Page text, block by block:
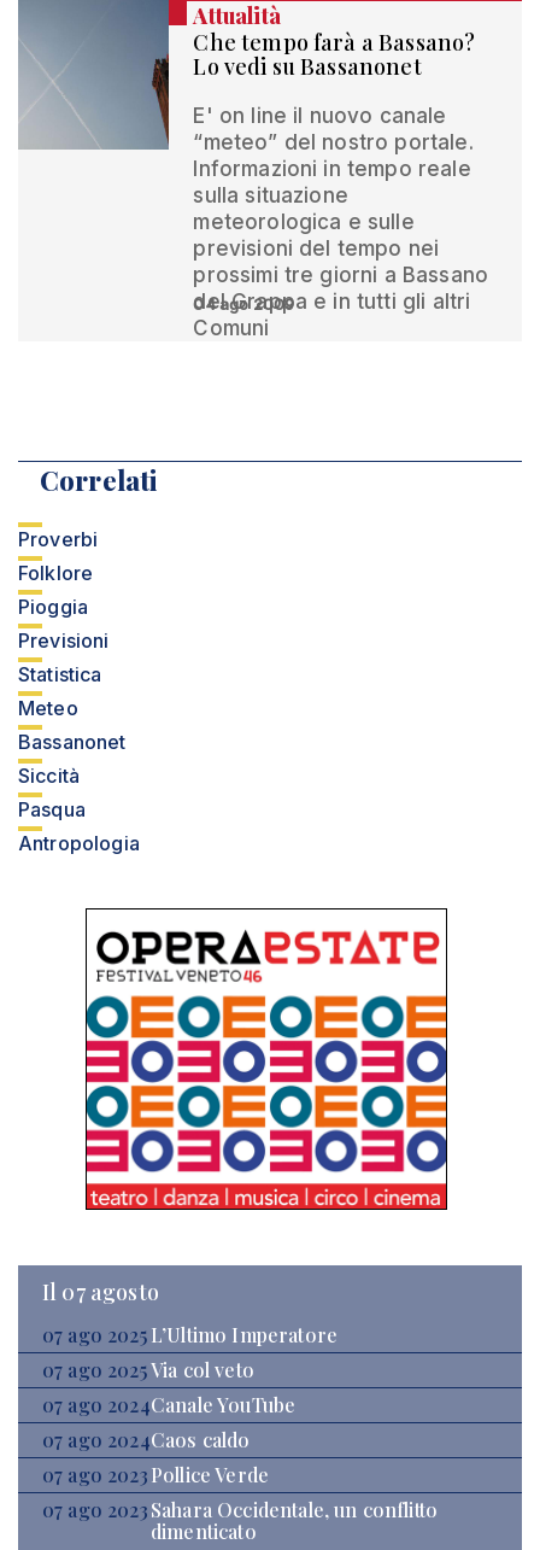
Attualità
Che tempo farà a Bassano?
Lo vedi su Bassanonet
E' on line il nuovo canale
“meteo” del nostro portale.
Informazioni in tempo reale
sulla situazione
meteorologica e sulle
previsioni del tempo nei
prossimi tre giorni a Bassano
del Grappa e in tutti gli altri
Comuni
04 ago 2009
Correlati
Proverbi
Folklore
Pioggia
Previsioni
Statistica
Meteo
Bassanonet
Siccità
Pasqua
Antropologia
Il 07 agosto
07 ago 2025 L’Ultimo Imperatore
07 ago 2025Via col veto
07 ago 2024Canale YouTube
07 ago 2024Caos caldo
07 ago 2023Pollice Verde
07 ago 2023Sahara Occidentale, un conflitto
dimenticato